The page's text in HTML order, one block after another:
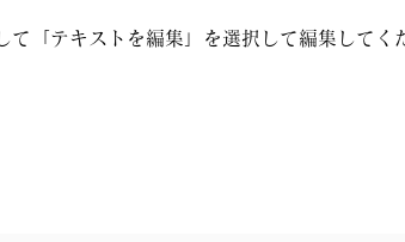
「テキストを編集」を選択して編集してく